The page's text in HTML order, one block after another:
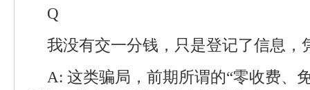
Q
我没有交一分钱，只是登记了信息，
A: 这类骗局，前期所谓的“零收费、